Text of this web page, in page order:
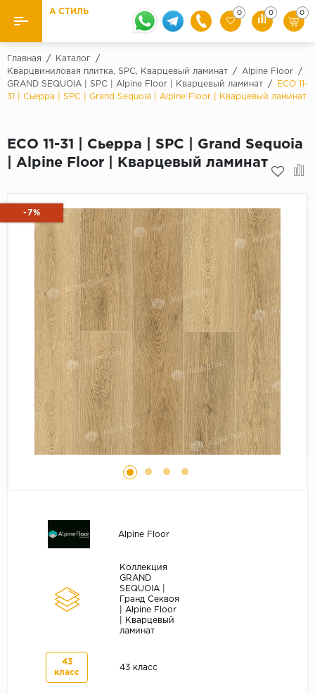
Назад
Ламинат Бренды
Quick Step
31 класс
32 класс
33 класс
Палитра
Серый
Бежевый
Дуб светлый
Коричневый
Страна
Австрия
Ковролин и ковровая плитка
Линолеум
Плинтус
Кварцевый ламинат SPC
Подложка под паркет и ламинат
А СТИЛЬ 0 0 0
Главная / Каталог
/
Кварцвиниловая плитка, SPC, Кварцевый ламинат
/ Alpine Floor
/
GRAND SEQUOIA | SPC | Alpine Floor | Кварцевый ламинат
/
ECO 11-
31 | Сьерра | SPC | Grand Sequoia | Alpine Floor | Кварцевый ламинат
ECO 11-31 | Сьерра | SPC | Grand Sequoia
| Alpine Floor | Кварцевый ламинат
-7%
Alpine Floor
Коллекция
GRAND
SEQUOIA |
Гранд Секвоя
| Alpine Floor
| Кварцевый
ламинат
43
класс
43 класс